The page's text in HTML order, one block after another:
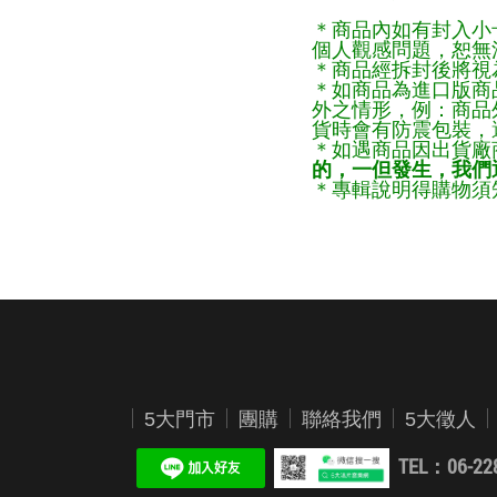
＊商品內如有封入
個人觀感問題，恕
＊商品經拆封後將
＊如商品為進口版
外之情形，例：商
貨時會有防震包裝
＊如遇商品因出貨
的，一但發生，我
＊專輯說明得購物
5大門市 團購 聯絡我們 5大徵人
TEL：06-